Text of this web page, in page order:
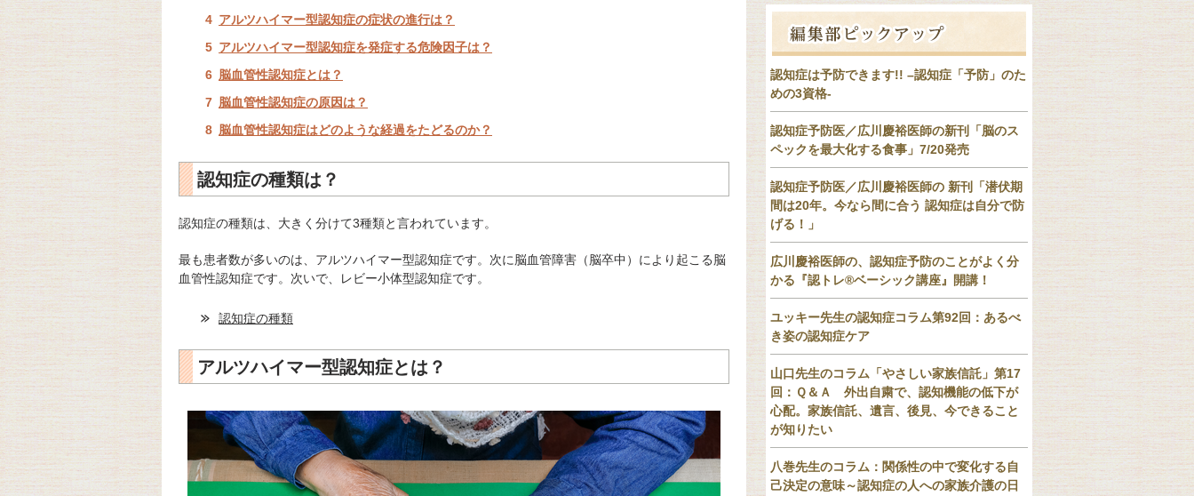
アルツハイマー型認知症の症状の進行は？
アルツハイマー型認知症を発症する危険因子は？
脳血管性認知症とは？
脳血管性認知症の原因は？
脳血管性認知症はどのような経過をたどるのか？
認知症の種類は？
認知症の種類は、大きく分けて3種類と言われています。
最も患者数が多いのは、アルツハイマー型認知症です。次に脳血管障害（脳卒中）により起こる脳
血管性認知症です。次いで、レビー小体型認知症です。
認知症の種類
アルツハイマー型認知症とは？
認知症は予防できます!! –認知症「予防」のた
めの3資格-
認知症予防医／広川慶裕医師の新刊「脳のス
ペックを最大化する食事」7/20発売
認知症予防医／広川慶裕医師の 新刊「潜伏期
間は20年。今なら間に合う 認知症は自分で防
げる！」
広川慶裕医師の、認知症予防のことがよく分
かる『認トレ®️ベーシック講座』開講！
ユッキー先生の認知症コラム第92回：あるべ
き姿の認知症ケア
山口先生のコラム「やさしい家族信託」第17
回：Ｑ＆Ａ 外出自粛で、認知機能の低下が
心配。家族信託、遺言、後見、今できること
が知りたい
八巻先生のコラム：関係性の中で変化する自
己決定の意味～認知症の人への家族介護の日